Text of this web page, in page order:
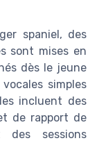
spaniel, des
sont mises en
dès le jeune
simples
incluent des
de rapport de
des sessions